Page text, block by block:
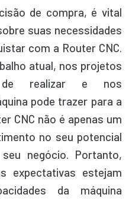
de compra, é vital
suas necessidades
com a Router CNC.
atual, nos projetos
realizar e nos
pode trazer para a
CNC não é apenas um
no seu potencial
negócio. Portanto,
expectativas estejam
da máquina